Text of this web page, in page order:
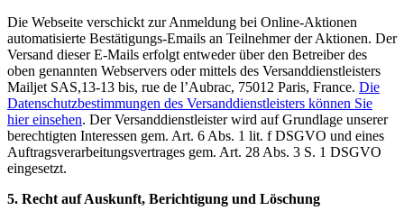
Die Webseite verschickt zur Anmeldung bei Online-Aktionen
automatisierte Bestätigungs-Emails an Teilnehmer der Aktionen. Der
Versand dieser E-Mails erfolgt entweder über den Betreiber des
oben genannten Webservers oder mittels des Versanddienstleisters
Mailjet SAS,13-13 bis, rue de l’Aubrac, 75012 Paris, France. Die
Datenschutzbestimmungen des Versanddienstleisters können Sie
hier einsehen. Der Versanddienstleister wird auf Grundlage unserer
berechtigten Interessen gem. Art. 6 Abs. 1 lit. f DSGVO und eines
Auftragsverarbeitungsvertrages gem. Art. 28 Abs. 3 S. 1 DSGVO
eingesetzt.
5. Recht auf Auskunft, Berichtigung und Löschung